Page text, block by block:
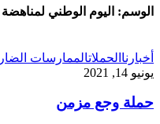
الوسم: اليوم الوطني لمناهضة
أخبارنا الحملاتالممارسات
يونيو 14, 2021
حملة وجع مزمن